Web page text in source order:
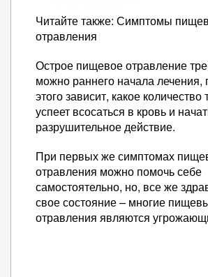
Читайте также: Симптомы
отравления
Острое пищевое отравление
можно раннего начала лечения,
этого зависит, какое количество
успеет всосаться в кровь и
разрушительное действие.
При первых же симптомах
отравления можно помочь себе
самостоятельно, но, все же
свое состояние – многие
отравления являются